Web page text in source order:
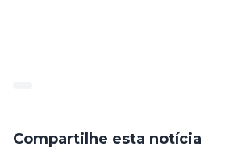
Compartilhe esta notícia